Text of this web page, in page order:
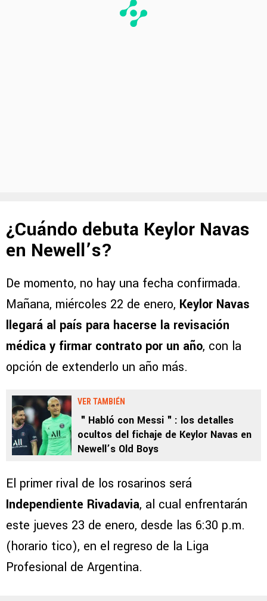
¿Cuándo debuta Keylor Navas
en Newell’s?
De momento, no hay una fecha confirmada.
Mañana, miércoles 22 de enero, Keylor Navas
llegará al país para hacerse la revisación
médica y firmar contrato por un año, con la
opción de extenderlo un año más.
VER TAMBIÉN
＂Habló con Messi＂: los detalles
ocultos del fichaje de Keylor Navas en
Newell’s Old Boys
El primer rival de los rosarinos será
Independiente Rivadavia, al cual enfrentarán
este jueves 23 de enero, desde las 6:30 p.m.
(horario tico), en el regreso de la Liga
Profesional de Argentina.